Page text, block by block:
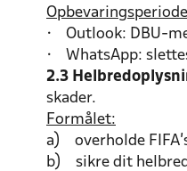
• Outlook: DBU-
• WhatsApp:
2.3
skader.
Formålet:
a) overholde
b) sikre dit